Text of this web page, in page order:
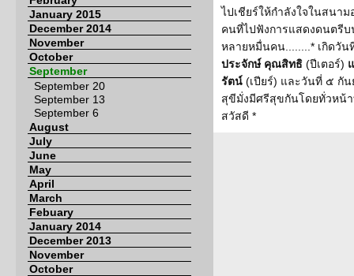
January 2015
December 2014
November
October
September
September 20
September 13
September 6
August
July
June
May
April
March
Febuary
January 2014
December 2013
November
October
ไปเชียร์ให้กำลังใจในสน
คนที่ไปฟังการแสดงดนตรีบ
หลายหมื่นคน........* เกิดวั
ประจักษ์ คุณสิทธิ (ปีเตอร์)
รัตน์ (เปียร์) และวันที่ ๕ กั
สุขีมั่งมีศรีสุขกันโดยทั่วหน้
สวัสดี *